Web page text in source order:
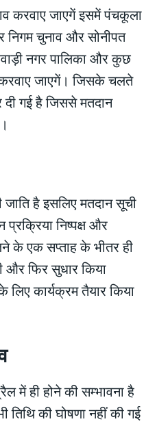
करवाए जाएगें इसमें पंचकूला
निगम चुनाव और सोनीपत
नगर पालिका और कुछ
जाएगें। जिसके चलते
गई है जिससे मतदान
जाति है इसलिए मतदान सूची
प्रक्रिया निष्पक्ष और
के एक सप्ताह के भीतर ही
और फिर सुधार किया
लिए कार्यक्रम तैयार किया
में ही होने की सम्भावना है
तिथि की घोषणा नहीं की गई